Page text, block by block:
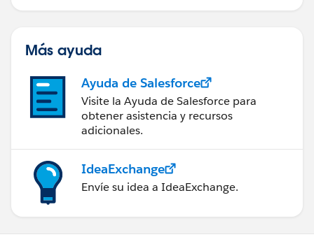
Más ayuda
Ayuda de Salesforce
Visite la Ayuda de Salesforce para
obtener asistencia y recursos
adicionales.
IdeaExchange
Envíe su idea a IdeaExchange.